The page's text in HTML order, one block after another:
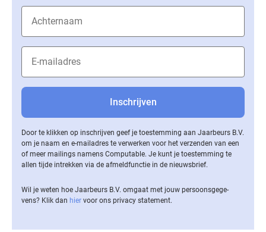
Door te klikken op inschrijven geef je toestemming aan Jaarbeurs B.V.
om je naam en e-mailadres te verwerken voor het verzenden van een
of meer mailings namens Computable. Je kunt je toestemming te
allen tijde intrekken via de af­meld­func­tie in de nieuwsbrief.
Wil je weten hoe Jaarbeurs B.V. omgaat met jouw per­soons­ge­ge­
vens? Klik dan hier voor ons privacy statement.